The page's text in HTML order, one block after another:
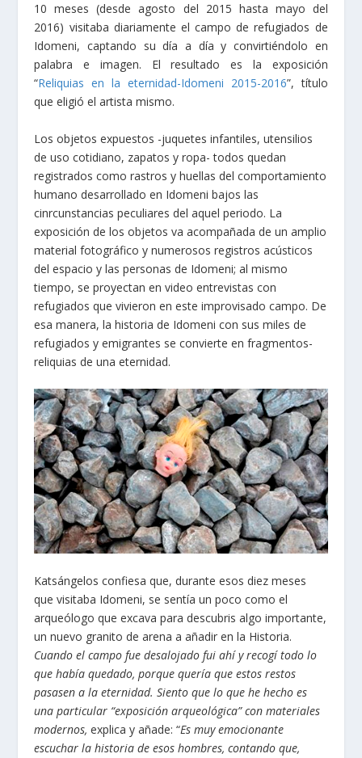
10 meses (desde agosto del 2015 hasta mayo del
2016) visitaba diariamente el campo de refugiados de
Idomeni, captando su día a día y convirtiéndolo en
palabra e imagen. El resultado es la exposición
“Reliquias en la eternidad-Idomeni 2015-2016”, título
que eligió el artista mismo.
Los objetos expuestos -juquetes infantiles, utensilios
de uso cotidiano, zapatos y ropa- todos quedan
registrados como rastros y huellas del comportamiento
humano desarrollado en Idomeni bajos las
cinrcunstancias peculiares del aquel periodo. La
exposición de los objetos va acompañada de un amplio
material fotográfico y numerosos registros acústicos
del espacio y las personas de Idomeni; al mismo
tiempo, se proyectan en video entrevistas con
refugiados que vivieron en este improvisado campo. De
esa manera, la historia de Idomeni con sus miles de
refugiados y emigrantes se convierte en fragmentos-
reliquias de una eternidad.
Katsángelos confiesa que, durante esos diez meses
que visitaba Idomeni, se sentía un poco como el
arqueólogo que excava para descubris algo importante,
un nuevo granito de arena a añadir en la Historia.
Cuando el campo fue desalojado fui ahí y recogí todo lo
que había quedado, porque quería que estos restos
pasasen a la eternidad. Siento que lo que he hecho es
una particular “exposición arqueológica” con materiales
modernos, explica y añade: “Es muy emocionante
escuchar la historia de esos hombres, contando que,